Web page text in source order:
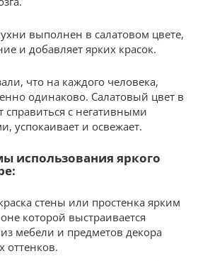
выполнен в салатовом цвете,
и добавляет ярких красок.
что на каждого человека,
одинаково. Салатовый цвет в
справиться с негативными
успокаивает и освежает.
использования яркого
стены или простенка ярким
которой выстраивается
мебели и предметов декора
оттенков.